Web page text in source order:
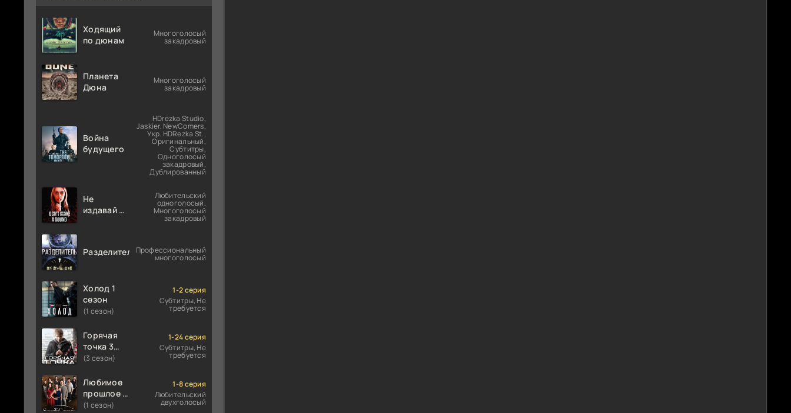
Ходящий
по дюнам
Многоголосый
закадровый
Планета
Дюна
Многоголосый
закадровый
Война
будущего
HDrezka Studio,
Jaskier, NewComers,
Укр. HDRezka St.,
Оригинальный,
Субтитры,
Одноголосый
закадровый,
Дублированный
Не
издавай ни
Любительский
одноголосый,
Многоголосый
закадровый
РазделительПрофессиональный
многоголосый
Холод 1
сезон
(1 сезон)
1-2 серия
Субтитры, Не
требуется
Горячая
точка 3
сезон
(3 сезон)
1-24 серия
Субтитры, Не
требуется
Любимое
прошлое 1
сезон
(1 сезон)
1-8 серия
Любительский
двухголосый